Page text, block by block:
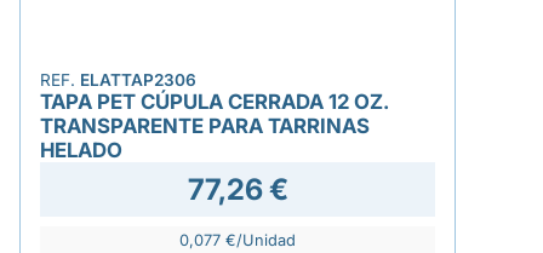
REF. ELATTAP2306
TAPA PET CÚPULA CERRADA 12 OZ.
TRANSPARENTE PARA TARRINAS
HELADO
77,26 €
0,077 €/Unidad